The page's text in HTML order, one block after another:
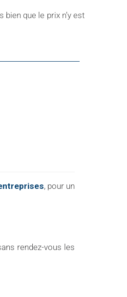
que le prix n’y est
, pour un
rendez-vous les